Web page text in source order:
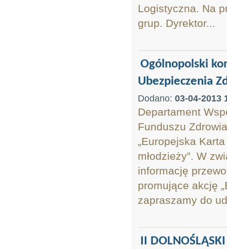
Logistyczna. Na
grup. Dyrektor...
Ogólnopolski
Ubezpieczenia
Dodano: 03-04-2013
Departament
Funduszu
„Europejska
młodzieży”. W
informację
promujące akcję
zapraszamy do
II